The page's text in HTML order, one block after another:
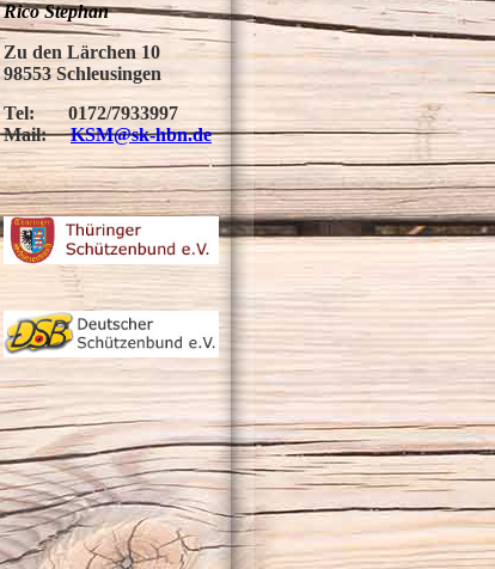
Rico Stephan
Zu den Lärchen 10
98553 Schleusingen
Tel: 0172/7933997
Mail:KSM@sk-hbn.de